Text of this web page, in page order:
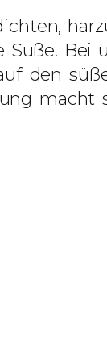
Bei
den
macht